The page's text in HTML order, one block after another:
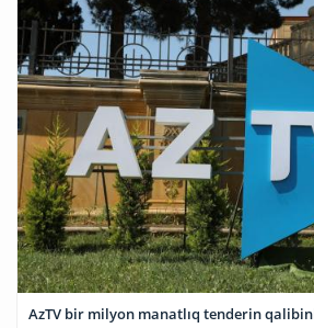
AzTV bir milyon manatlıq tenderin